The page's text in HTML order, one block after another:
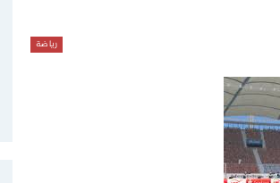
رياضة